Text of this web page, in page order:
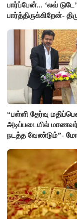
பார்ப்பேன்... ‘லவ்
பார்த்திருக்கிறேன்-
“பள்ளி தேர்வு
அடிப்படையில்
நடத்த வேண்டும்”-